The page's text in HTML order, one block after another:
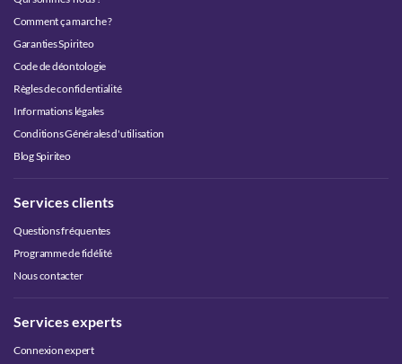
Comment ça marche ?
Garanties Spiriteo
Code de déontologie
Règles de confidentialité
Informations légales
Conditions Générales d'utilisation
Blog Spiriteo
Services clients
Questions fréquentes
Programme de fidélité
Nous contacter
Services experts
Connexion expert